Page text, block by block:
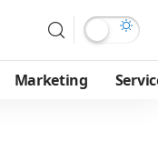
Marketing